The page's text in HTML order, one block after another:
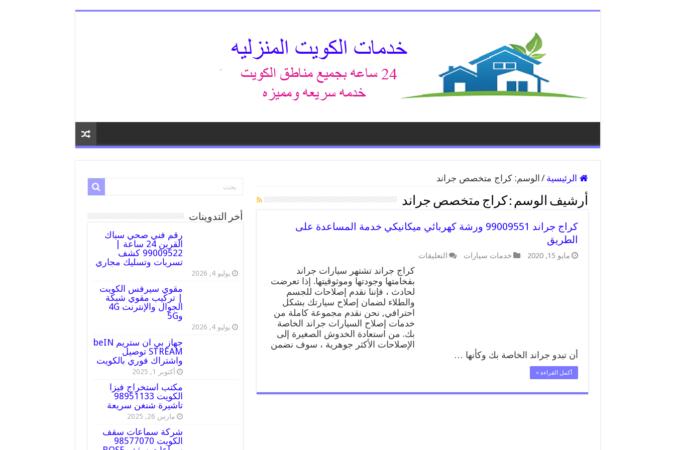
الرئيسية / الوسم:كراج متخصص جراند
أرشيف الوسم : كراج متخصص جراند
كراج جراند 99009551 ورشة كهربائي ميكانيكي خدمة المساعدة على
الطريق
مايو 15, 2020 خدمات سيارات التعليقات
جراند
99009551
ورشة
كهربائي
ميكانيكي
خدمة
المساعدة
على
الطريق
كراج جراند تشتهر سيارات جراند
بفخامتها وجودتها وموثوقيتها. إذا تعرضت
لحادث ، فإننا نقدم إصلاحات للجسم
والطلاء لضمان إصلاح سيارتك بشكل
احترافي, نحن نقدم مجموعة كاملة من
خدمات إصلاح السيارات جراند الخاصة
بك. من استعادة الخدوش الصغيرة إلى
الإصلاحات الأكثر جوهرية ، سوف نضمن
أن تبدو جراند الخاصة بك وكأنها …
أكمل القراءة »
أخر التدوينات
رقم فني صحي سباك
القرين 24 ساعة |
99009522 كشف
تسربات وتسليك مجاري
يوليو 4, 2026
مقوي سيرفس الكويت
| تركيب مقوي شبكة
الجوال والإنترنت 4G
و5G
يوليو 4, 2026
جهاز بي ان ستريم beIN
STREAM توصيل
واشتراك فوري بالكويت
أكتوبر 1, 2025
مكتب استخراج فيزا
الكويت 98951133
تاشيرة شنغن سريعة
مارس 26, 2025
شركة سماعات سقف
الكويت 98577070